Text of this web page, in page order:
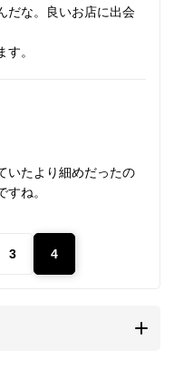
の持ち味であり、他
る個性となります。
ーフが多く見られま
ムの思想が流れてい
純度
だな。良いお店に出会
。
いたより細めだったの
ね。
3 4